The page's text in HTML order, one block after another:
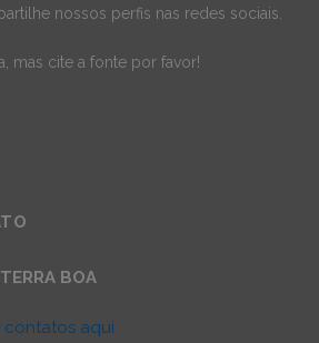
nossos perfis nas redes sociais.
mas cite a fonte por favor!
BOA
contatos aqui